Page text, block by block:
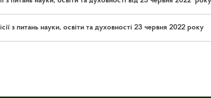
з питань науки, освіти та духовності 23 червня 2022 року